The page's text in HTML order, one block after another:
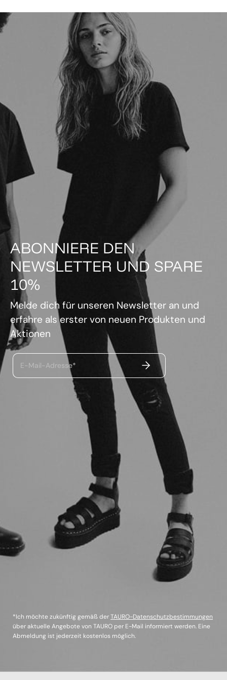
ABONNIERE DEN
NEWSLETTER UND SPARE
10%
Melde dich für unseren Newsletter an und
erfahre als erster von neuen Produkten und
Aktionen
E-Mail-Adresse* ABSENDEN
*Ich möchte zukünftig gemäß derTAURO-Datenschutzbestimmungen
über aktuelle Angebote von TAURO per E-Mail informiert werden. Eine
Abmeldung ist jederzeit kostenlos möglich.